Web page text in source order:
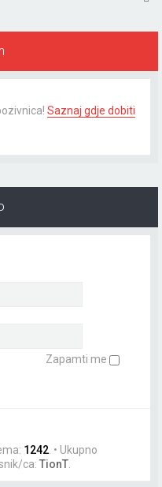
Saznaj gdje dobiti
Zapamti me
1242 . • Ukupno
ca: TionT